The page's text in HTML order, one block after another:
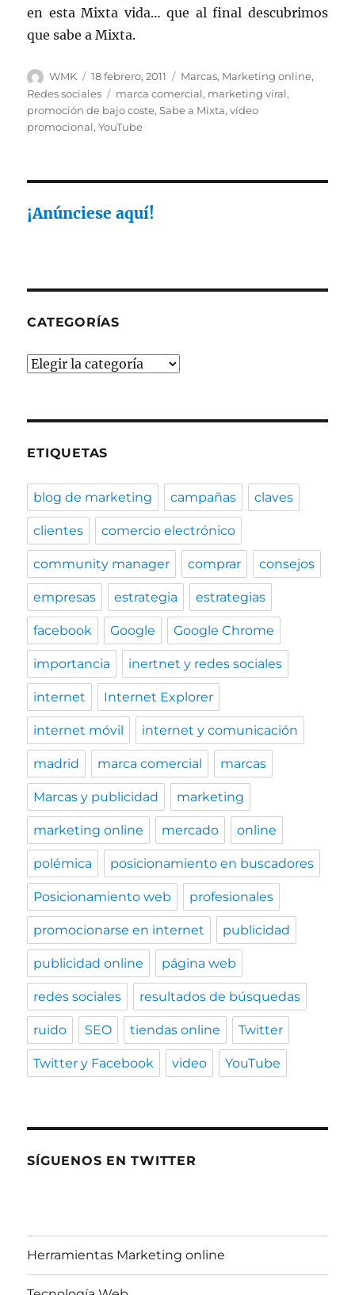
en esta Mixta vida… que al final descubrimos
que sabe a Mixta.
Autor
WMK
Publicado
el
18 febrero, 2011 Categorías
Marcas, Marketing online,
Redes sociales
Etiquetas
marca comercial, marketing viral,
promoción de bajo coste,Sabe a Mixta,vídeo
promocional,YouTube
¡Anúnciese aquí!
CATEGORÍAS
Categorías
ETIQUETAS
blog de marketing campañas claves
clientes comercio electrónico
community manager comprar consejos
empresas estrategia estrategias
facebook Google Google Chrome
importancia inertnet y redes sociales
internet Internet Explorer
internet móvil internet y comunicación
madrid marca comercial marcas
Marcas y publicidad marketing
marketing online mercado online
polémica posicionamiento en buscadores
Posicionamiento web profesionales
promocionarse en internet publicidad
publicidad online página web
redes sociales resultados de búsquedas
ruido SEO tiendas online Twitter
Twitter y Facebook video YouTube
SÍGUENOS EN TWITTER
Herramientas Marketing online